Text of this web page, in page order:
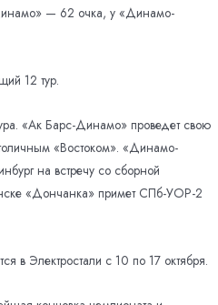
— 62 очка, у «Динамо-
12 тур.
«Ак Барс-Динамо» проведет свою
«Востоком». «Динамо-
на встречу со сборной
«Дончанка» примет СПб-УОР-2
в Электростали с 10 по 17 октября.